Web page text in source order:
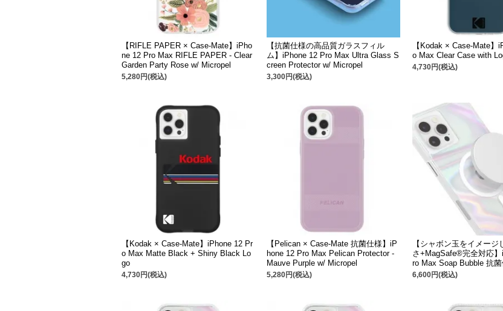
【RIFLE PAPER × Case-Mate】iPho
ne 12 Pro Max RIFLE PAPER - Clear
Garden Party Rose w/ Micropel
5,280円(税込)
【抗菌仕様の高品質ガラスフィル
ム】iPhone 12 Pro Max Ultra Glass S
creen Protector w/ Micropel
3,300円(税込)
【Kodak × Case-Mate】
o Max Clear Case with
4,730円(税込)
【Kodak × Case-Mate】iPhone 12 Pr
o Max Matte Black + Shiny Black Lo
go
4,730円(税込)
【Pelican × Case-Mate 抗菌仕様】iP
hone 12 Pro Max Pelican Protector -
Mauve Purple w/ Micropel
5,280円(税込)
【シャボン玉をイメージ
さ+MagSafe®完全対応
ro Max Soap Bubble 抗菌
6,600円(税込)